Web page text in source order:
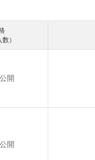
）
開
開